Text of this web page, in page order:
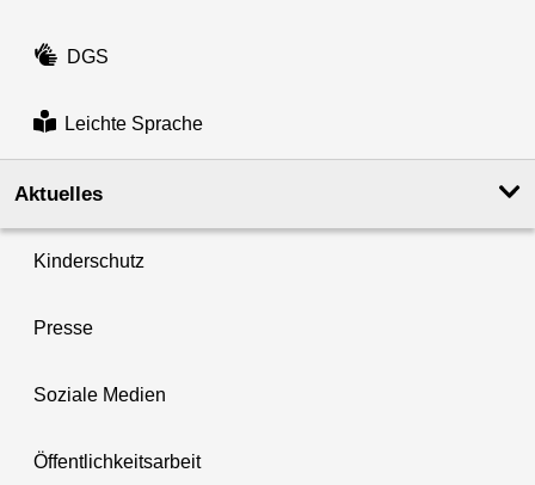
DGS
Leichte Sprache
Aktuelles
Kinderschutz
Presse
Soziale Medien
Öffentlichkeitsarbeit